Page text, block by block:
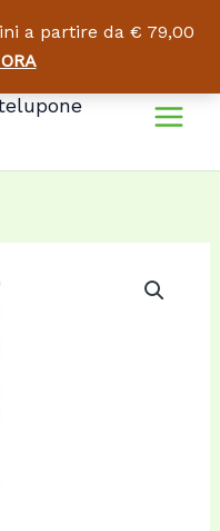
a partire da € 79,00